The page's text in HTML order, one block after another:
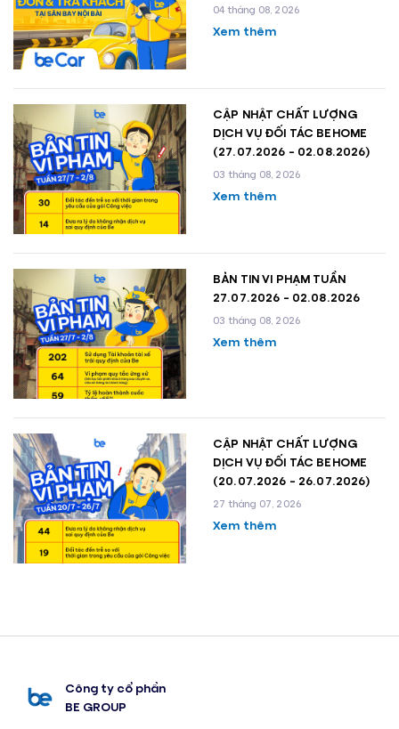
04 tháng 08, 2026
Xem thêm
CẬP NHẬT CHẤT LƯỢNG
DỊCH VỤ ĐỐI TÁC BEHOME
(27.07.2026 - 02.08.2026)
03 tháng 08, 2026
Xem thêm
BẢN TIN VI PHẠM TUẦN
27.07.2026 - 02.08.2026
03 tháng 08, 2026
Xem thêm
CẬP NHẬT CHẤT LƯỢNG
DỊCH VỤ ĐỐI TÁC BEHOME
(20.07.2026 - 26.07.2026)
27 tháng 07, 2026
Xem thêm
Công ty cổ phần
BE GROUP